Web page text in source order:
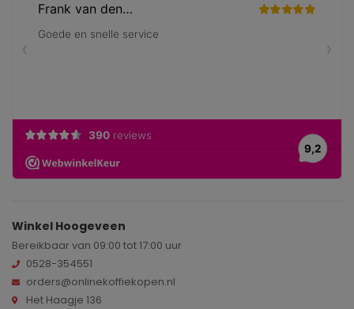
Winkel Hoogeveen
Bereikbaar van 09:00 tot 17:00 uur
0528-354551
orders@onlinekoffiekopen.nl
Het Haagje 136